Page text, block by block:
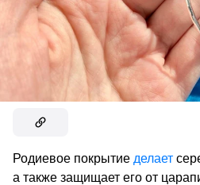
Родиевое покрытие делает
а также защищает его от